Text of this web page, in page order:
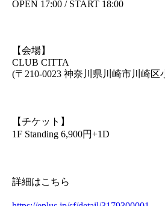
OPEN 17:00 / START 18:00
【会場】
CLUB CITTA
(〒210-0023 神奈川県川崎市川崎区
【チケット】
1F Standing 6,900円+1D
詳細はこちら